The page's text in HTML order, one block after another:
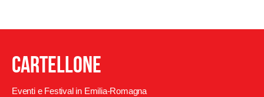
Cartellone
Eventi e Festival in Emilia-Romagna